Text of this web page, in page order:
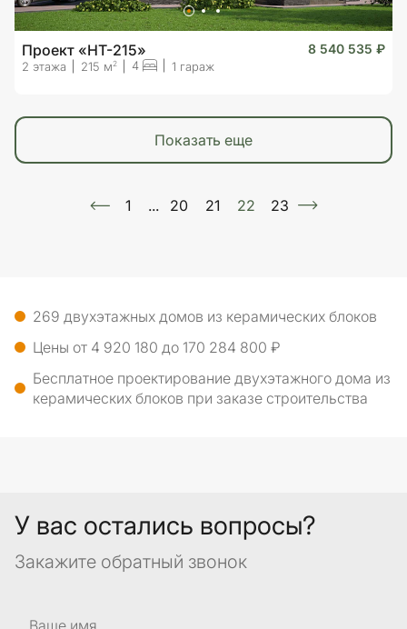
Проект «HT-215» 8 540 535 ₽
2 этажа 215 м2 4 1 гараж
показать еще
1 ... 20 21 22 23
269 двухэтажных домов из керамических блоков
Цены от 4 920 180 до 170 284 800 ₽
Бесплатное проектирование двухэтажного дома из
керамических блоков при заказе строительства
У вас остались вопросы?
Закажите обратный звонок